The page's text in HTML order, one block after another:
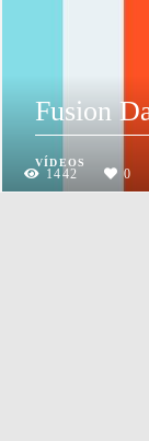
Fusion
VÍDEOS
1442 0